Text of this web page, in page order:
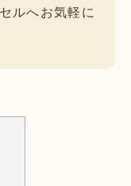
ルへお気軽に